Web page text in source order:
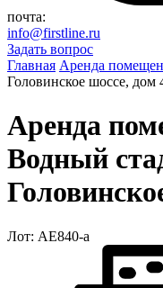
почта:
info@firstline.ru
Задать вопрос
Главная Аренда
Головинское шоссе, дом
Аренда
Водный
Лот: АЕ840-a